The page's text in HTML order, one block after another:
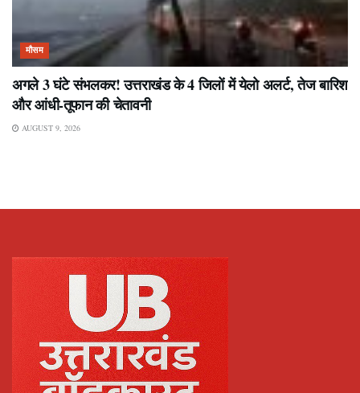
मौसम
अगले 3 घंटे संभलकर! उत्तराखंड के 4 जिलों में येलो अलर्ट, तेज बारिश
और आंधी-तूफान की चेतावनी
AUGUST 9, 2026